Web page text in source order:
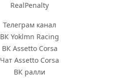
RealPenalty
Телеграм канал
ВК Yoklmn Racing
ВК Assetto Corsa
Чат Assetto Corsa
ВК ралли